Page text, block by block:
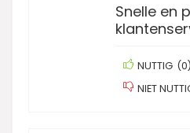
Snelle en
NUTTIG (0)
NIET